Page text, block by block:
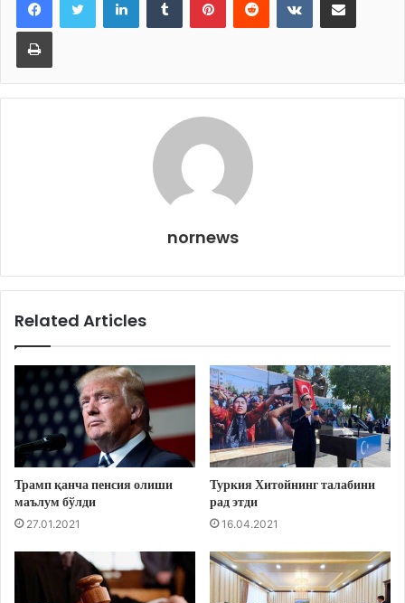
Print
nornews
Related Articles
Трамп қанча пенсия олиши
маълум бўлди
27.01.2021
Туркия Хитойнинг талабини
рад этди
16.04.2021